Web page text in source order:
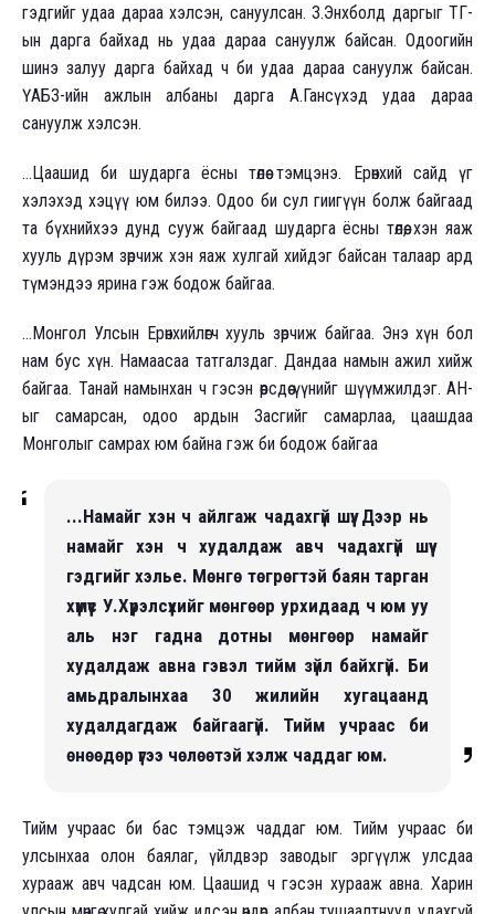
гэдгийг удаа дараа хэлсэн, сануулсан. З.Энхболд даргыг ТГ-
ын дарга байхад нь удаа дараа сануулж байсан. Одоогийн
шинэ залуу дарга байхад ч би удаа дараа сануулж байсан.
ҮАБЗ-ийн ажлын албаны дарга А.Гансүхэд удаа дараа
сануулж хэлсэн.
...Цаашид би шударга ёсны төлөө тэмцэнэ. Ерөнхий сайд үг
хэлэхэд хэцүү юм билээ. Одоо би сул гиигүүн болж байгаад
та бүхнийхээ дунд сууж байгаад шударга ёсны төлөө, хэн яаж
хууль дүрэм зөрчиж хэн яаж хулгай хийдэг байсан талаар ард
түмэндээ ярина гэж бодож байгаа.
...Монгол Улсын Ерөнхийлөгч хууль зөрчиж байгаа. Энэ хүн бол
нам бус хүн. Намаасаа татгалздаг. Дандаа намын ажил хийж
байгаа. Танай намынхан ч гэсэн өөрсдөө үүнийг шүүмжилдэг. АН-
ыг самарсан, одоо ардын Засгийг самарлаа, цаашдаа
Монголыг самрах юм байна гэж би бодож байгаа
...Намайг хэн ч айлгаж чадахгүй шүү. Дээр нь
намайг хэн ч худалдаж авч чадахгүй шүү
гэдгийг хэлье. Мөнгө төгрөгтэй баян тарган
хүмүүс У.Хүрэлсүхийг мөнгөөр урхидаад ч юм уу
аль нэг гадна дотны мөнгөөр намайг
худалдаж авна гэвэл тийм зүйл байхгүй. Би
амьдралынхаа 30 жилийн хугацаанд
худалдагдаж байгаагүй. Тийм учраас би
өнөөдөр үгээ чөлөөтэй хэлж чаддаг юм.
Тийм учраас би бас тэмцэж чаддаг юм. Тийм учраас би
улсынхаа олон баялаг, үйлдвэр заводыг эргүүлж улсдаа
хурааж авч чадсан юм. Цаашид ч гэсэн хурааж авна. Харин